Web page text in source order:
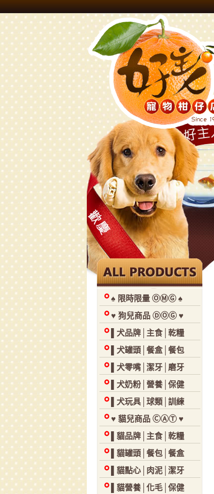
♠ 限時限量 ⓄⓂⒼ ♠
♥ 狗兒商品 ⒹⓄⒼ ♥
▌犬品牌│主食│乾糧
▌犬罐頭│餐盒│餐包
▌犬零嘴│潔牙│磨牙
▌犬奶粉│營養│保健
▌犬玩具│球類│訓練
♥ 貓兒商品 ⒸⒶⓉ ♥
▌貓品牌│主食│乾糧
▌貓罐頭│餐包│餐盒
▌貓點心│肉泥│潔牙
▌貓營養│化毛│保健